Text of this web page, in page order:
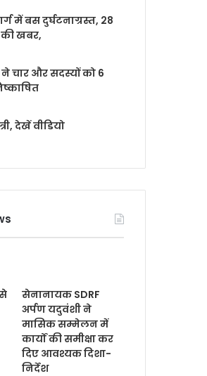
में बस दुर्घटनाग्रस्त, 28
खबर,
ने चार और सदस्यों को 6
देखें वीडियो
सेनानायक SDRF
अर्पण यदुवंशी ने
मासिक सम्मेलन में
कार्यों की समीक्षा कर
दिए आवश्यक दिशा-
निर्देश